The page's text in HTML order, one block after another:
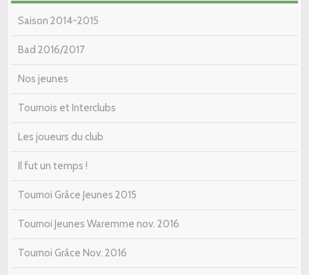
Saison 2014-2015
Bad 2016/2017
Nos jeunes
Tournois et Interclubs
Les joueurs du club
Il fut un temps !
Tournoi Grâce Jeunes 2015
Tournoi Jeunes Waremme nov. 2016
Tournoi Grâce Nov. 2016